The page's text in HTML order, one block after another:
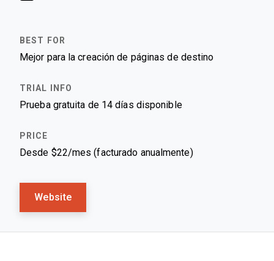
Mejor para la creación de páginas de destino
Prueba gratuita de 14 días disponible
Desde $22/mes (facturado anualmente)
Website